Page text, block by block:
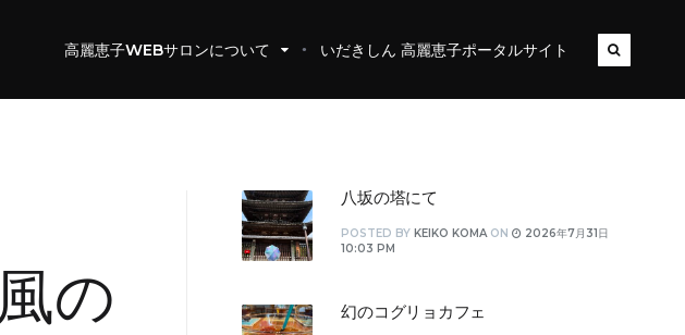
高麗恵子WEBサロンについて いだきしん 高麗恵子ポータルサイト
の
八坂の塔にて
POSTED BY KEIKO KOMA ON
2026年7月31日
10:03 PM
幻のコグリョカフェ